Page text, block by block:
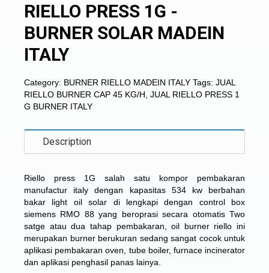
RIELLO PRESS 1G -
BURNER SOLAR MADEIN
ITALY
Category: BURNER RIELLO MADEIN ITALY Tags: JUAL
RIELLO BURNER CAP 45 KG/H JUAL RIELLO PRESS 1
G BURNER ITALY
Description
Riello press 1G salah satu kompor pembakaran
manufactur italy dengan kapasitas 534 kw berbahan
bakar light oil solar di lengkapi dengan control box
siemens RMO 88 yang beroprasi secara otomatis Two
satge atau dua tahap pembakaran, oil burner riello ini
merupakan burner berukuran sedang sangat cocok untuk
aplikasi pembakaran oven, tube boiler, furnace incinerator
dan aplikasi penghasil panas lainya.